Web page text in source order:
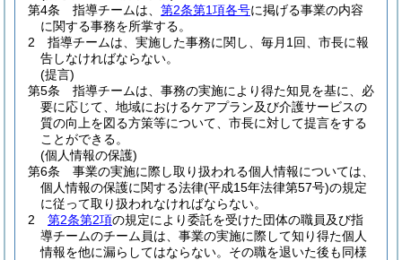
第4条
指導チームは、 第2条第1項各号に掲げる事業の内容
に関する事務を所掌する。
2
指導チームは、実施した事務に関し、毎月1回、市長に報
告しなければならない。
(提言)
第5条
指導チームは、事務の実施により得た知見を基に、必
要に応じて、地域におけるケアプラン及び介護サービスの
質の向上を図る方策等について、市長に対して提言をする
ことができる。
(個人情報の保護)
第6条
事業の実施に際し取り扱われる個人情報については、
個人情報の保護に関する法律(平成15年法律第57号)の規定
に従って取り扱われなければならない。
2
第2条第2項の規定により委託を受けた団体の職員及び指
導チームのチーム員は、事業の実施に際して知り得た個人
情報を他に漏らしてはならない。 その職を退いた後も同様